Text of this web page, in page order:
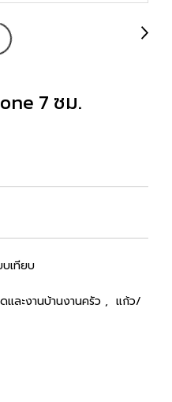
7 ซม.
บเทียบ
ละงานบ้านงานครัว , แก้ว/